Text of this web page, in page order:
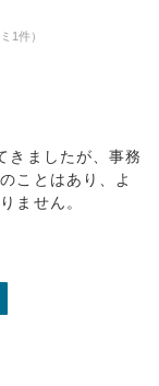
1件）
きましたが、事務
ことはあり、よ
ません。